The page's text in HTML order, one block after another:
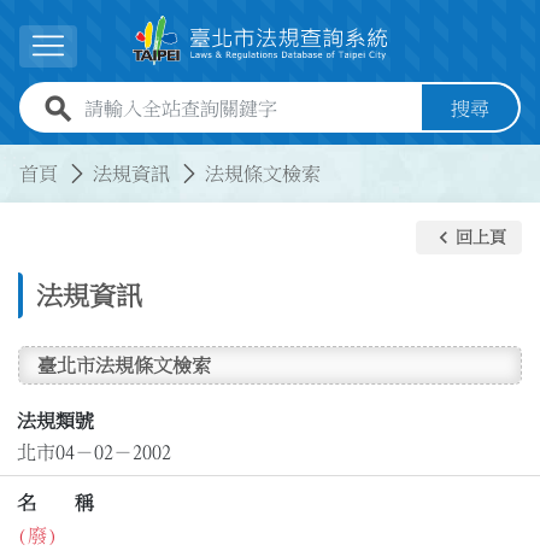
展開選單
全站查詢關鍵字欄位 搜尋
首頁 法規資訊 法規條文檢索
法規資訊
keyboard_arrow_left 回上頁
臺北市法規條文檢索
法規類號
北市04－02－2002
名 稱
(廢)